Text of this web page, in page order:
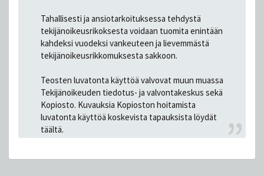
Tahallisesti ja ansiotarkoituksessa tehdystä
tekijänoikeusrikoksesta voidaan tuomita enintään
kahdeksi vuodeksi vankeuteen ja lievemmästä
tekijänoikeusrikkomuksesta sakkoon.
Teosten luvatonta käyttöä valvovat muun muassa
Tekijänoikeuden tiedotus- ja valvontakeskus sekä
Kopiosto. Kuvauksia Kopioston hoitamista
luvatonta käyttöä koskevista tapauksista löydät
täältä.